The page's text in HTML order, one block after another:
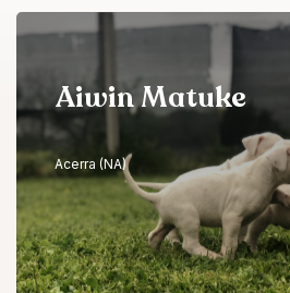
Aiwin Matuke
Acerra (NA)